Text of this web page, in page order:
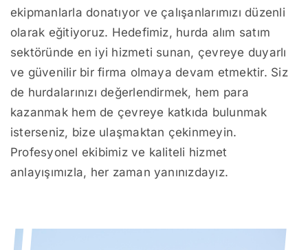
ekipmanlarla donatıyor ve çalışanlarımızı düzenli
olarak eğitiyoruz. Hedefimiz, hurda alım satım
sektöründe en iyi hizmeti sunan, çevreye duyarlı
ve güvenilir bir firma olmaya devam etmektir. Siz
de hurdalarınızı değerlendirmek, hem para
kazanmak hem de çevreye katkıda bulunmak
isterseniz, bize ulaşmaktan çekinmeyin.
Profesyonel ekibimiz ve kaliteli hizmet
anlayışımızla, her zaman yanınızdayız.